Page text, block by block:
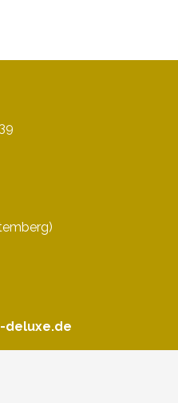
deluxe.de